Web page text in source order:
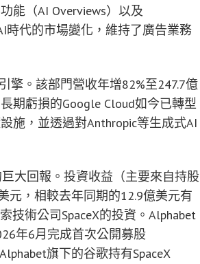
能（AI Overviews）以及
時代的市場變化，維持了廣告業務
擎。該部門營收年增82%至247.7億
期虧損的Google Cloud如今已轉型
施，並透過對Anthropic等生成式AI
大回報。投資收益（主要來自持股
元，相較去年同期的12.9億美元有
技術公司SpaceX的投資。Alphabet
年6月完成首次公開募股
旗下的谷歌持有SpaceX